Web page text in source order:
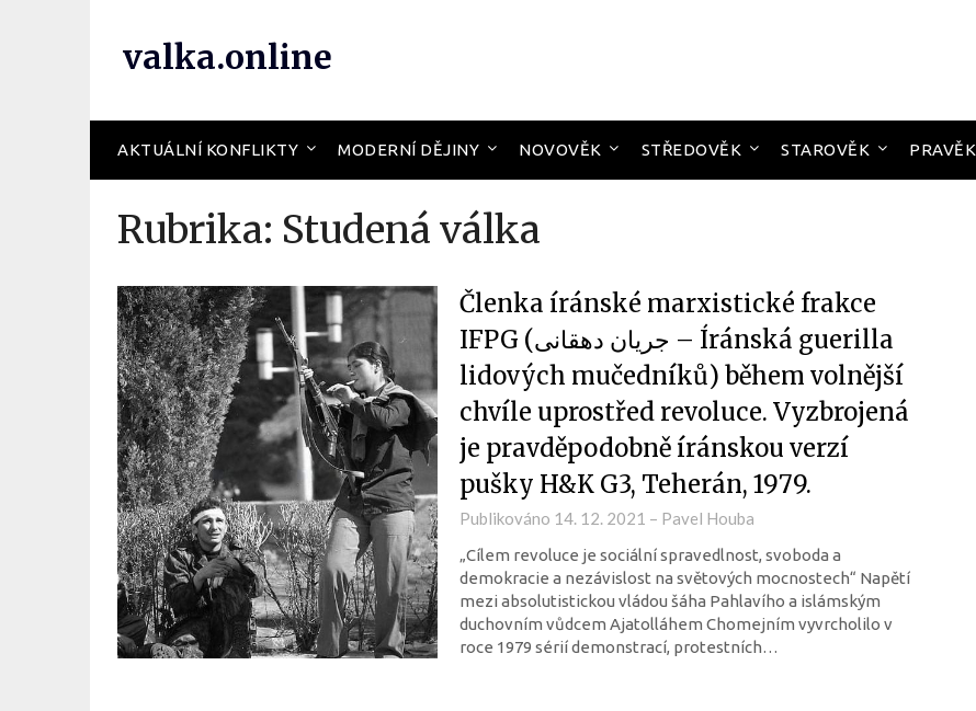
valka.online
AKTUÁLNÍ KONFLIKTY MODERNÍ DĚJINY NOVOVĚK STŘEDOVĚK STAROVĚK PRAVĚK
Rubrika: Studená válka
Členka íránské marxistické frakce
IFPG (جریان دهقانی – Íránská guerilla
lidových mučedníků) během volnější
chvíle uprostřed revoluce. Vyzbrojená
je pravděpodobně íránskou verzí
pušky H&K G3, Teherán, 1979.
Publikováno 14. 12. 2021 – Pavel Houba
„Cílem revoluce je sociální spravedlnost, svoboda a
demokracie a nezávislost na světových mocnostech“ Napětí
mezi absolutistickou vládou šáha Pahlavího a islámským
duchovním vůdcem Ajatolláhem Chomejním vyvrcholilo v
roce 1979 sérií demonstrací, protestních…